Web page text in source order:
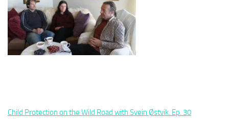
Child Protection on the Wild Road with Svein Østvik. Ep. 30